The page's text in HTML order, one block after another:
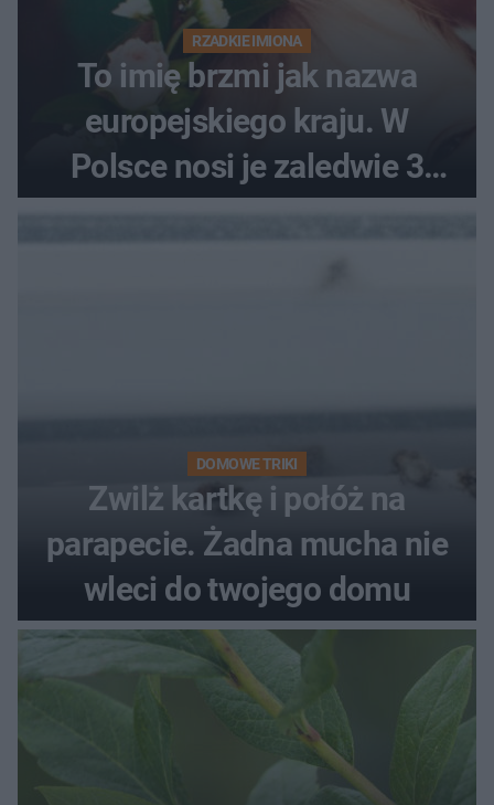
RZADKIE IMIONA
To imię brzmi jak nazwa
europejskiego kraju. W
Polsce nosi je zaledwie 3
DOMOWE TRIKI
Zwilż kartkę i połóż na
parapecie. Żadna mucha nie
wleci do twojego domu